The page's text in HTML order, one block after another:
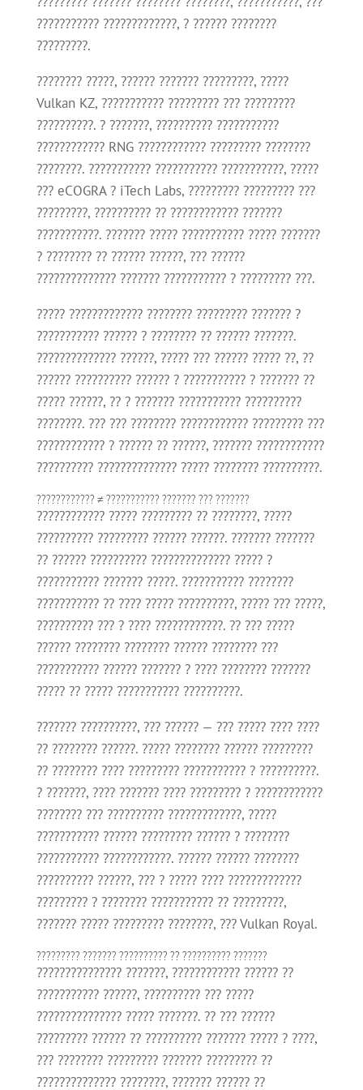
??????????? ?????????????, ? ?????? ????????
?????????.
???????? ?????, ?????? ??????? ?????????, ?????
Vulkan KZ, ??????????? ????????? ??? ?????????
??????????. ? ???????, ?????????? ???????????
???????????? RNG ???????????? ????????? ????????
????????. ??????????? ??????????? ???????????, ?????
??? eCOGRA ? iTech Labs, ????????? ????????? ???
?????????, ?????????? ?? ???????????? ???????
???????????. ??????? ????? ??????????? ????? ???????
? ???????? ?? ?????? ??????, ??? ??????
?????????????? ??????? ??????????? ? ????????? ???.
????? ????????????? ???????? ????????? ??????? ?
??????????? ?????? ? ???????? ?? ?????? ???????.
?????????????? ??????, ????? ??? ?????? ????? ??, ??
?????? ?????????? ?????? ? ??????????? ? ??????? ??
????? ??????, ?? ? ??????? ??????????? ??????????
????????. ??? ??? ???????? ???????????? ????????? ???
???????????? ? ?????? ?? ??????, ??????? ????????????
?????????? ?????????????? ????? ???????? ??????????.
???????????? ≠ ??????????? ??????? ??? ???????
???????????? ????? ????????? ?? ????????, ?????
?????????? ????????? ?????? ??????. ??????? ???????
?? ?????? ?????????? ?????????????? ????? ?
??????????? ??????? ?????. ??????????? ????????
??????????? ?? ???? ????? ??????????, ????? ??? ?????,
?????????? ??? ? ???? ????????????. ?? ??? ?????
?????? ???????? ???????? ?????? ???????? ???
??????????? ?????? ??????? ? ???? ???????? ???????
????? ?? ????? ??????????? ??????????.
??????? ??????????, ??? ?????? — ??? ????? ???? ????
?? ???????? ??????. ????? ???????? ?????? ?????????
?? ???????? ???? ????????? ??????????? ? ??????????.
? ???????, ???? ??????? ???? ????????? ? ????????????
???????? ??? ?????????? ?????????????, ?????
??????????? ?????? ????????? ?????? ? ????????
??????????? ????????????. ?????? ?????? ????????
?????????? ??????, ??? ? ????? ???? ?????????????
????????? ? ???????? ??????????? ?? ?????????,
??????? ????? ????????? ????????, ??? Vulkan Royal.
????????? ??????? ?????????? ?? ?????????? ???????
??????????????? ???????, ???????????? ?????? ??
??????????? ??????, ?????????? ??? ?????
??????????????? ????? ???????. ?? ??? ??????
????????? ?????? ?? ?????????? ??????? ????? ? ????,
??? ???????? ????????? ??????? ????????? ??
?????????????? ????????, ??????? ?????? ??